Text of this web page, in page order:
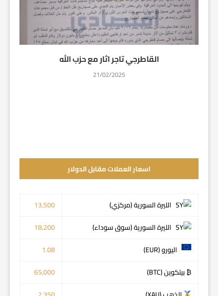
القاطرجي تاجر اثار مع حزب الله
21/02/2025
اسعار العملات مقابل الدولار
الليرة السورية (مركزي)
13,500
الليرة السورية (سوق سوداء)
18,200
اليورو (EUR)
1.08
₿ بيتكوين (BTC)
65,000